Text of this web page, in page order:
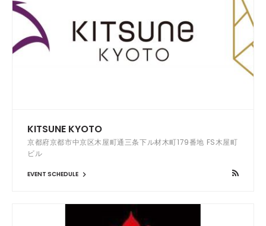
KITSUNE KYOTO
京都府京都市中京区木屋町通三条下ル材木町179番地 FS木屋町
ビル
EVENT SCHEDULE